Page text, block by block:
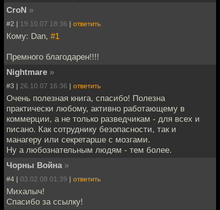
CroN »
#2 | 19.10.07 18:36 | ответить
Кому: Dan, #1
Премного благодарен!!!!
Nightmare »
#3 | 26.10.07 16:36 | ответить
Очень полезная книга, спасибо! Полезна
практически любому, активно работающему в
коммерции, а не только разведчикам - для всех и
писано. Как сотруднику безопасности, так и
манагеру или секретарше с мозгами.
Ну а любознательным людям - тем более.
Чорны Война »
#4 | 03.02.08 01:39 | ответить
Михалыч!
Спасибо за ссылку!